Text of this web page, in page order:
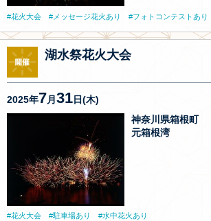
花火大会 メッセージ花火あり フォトコンテストあり
湖水祭花火大会
2025年7月 31日(木)
神奈川県箱根町
元箱根湾
花火大会 駐車場あり 水中花火あり